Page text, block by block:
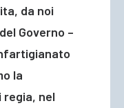
da noi
Governo –
la
nel